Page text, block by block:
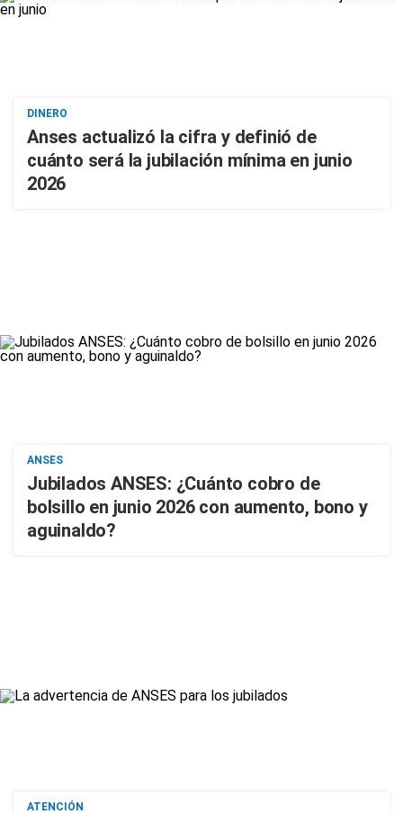
DINERO
Anses actualizó la cifra y definió de
cuánto será la jubilación mínima en junio
2026
ANSES
Jubilados ANSES: ¿Cuánto cobro de
bolsillo en junio 2026 con aumento, bono y
aguinaldo?
ATENCIÓN